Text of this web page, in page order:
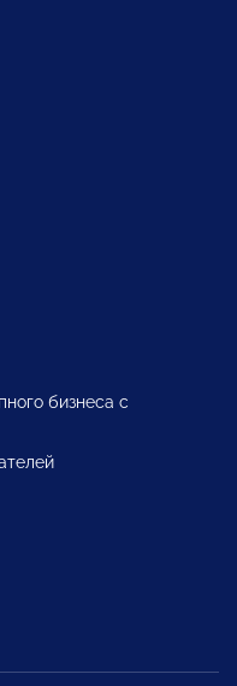
бизнеса с